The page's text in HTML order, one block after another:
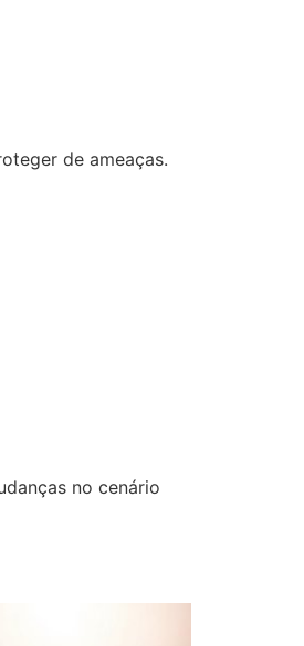
de ameaças.
no cenário